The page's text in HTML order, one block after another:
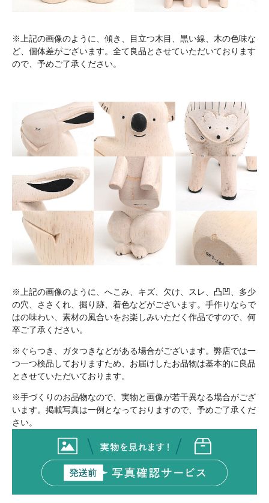
※上記の画像のように、傾き、目立つ木目、黒い線、木の色味な
ど、個体差がございます。全て良品とさせていただいております
ので、予めご了承ください。
※上記の画像のように、へこみ、キズ、欠け、スレ、凸凹、多少
の穴、ささくれ、掘り跡、着色などがございます。手作りならで
はの味わい、素材の風合いをお楽しみいただく作品ですので、何
卒ご了承ください。
※ぐらつき、ガタつきなどがある場合がございます。弊店では一
つ一つ検品しておりますため、お届けしたお品物は基本的に良品
とさせていただいております。
※手づくりのお品物なので、実物と画像が若干異なる場合がござ
います。掲載写真は一例となっておりますので、予めご了承くだ
さい。